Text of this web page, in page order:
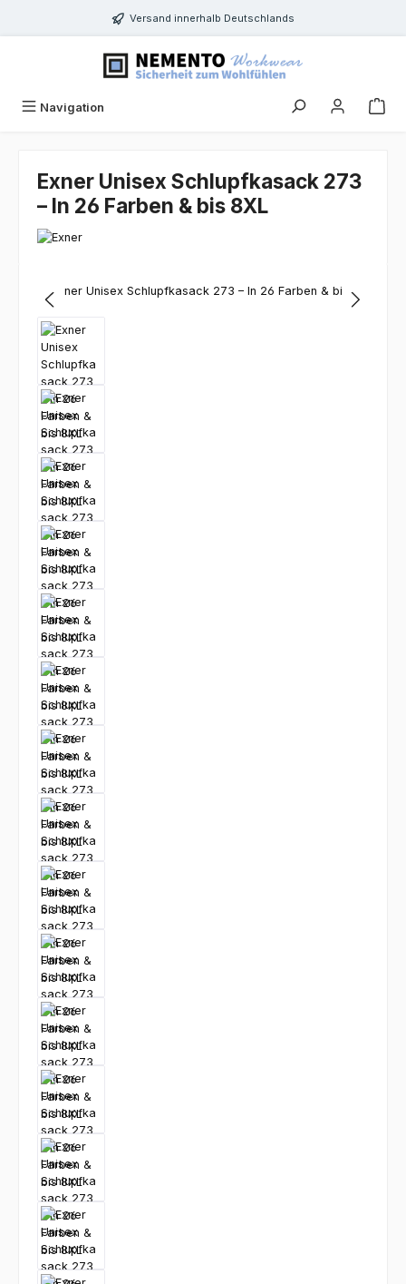
Zum Hauptinhalt springenVersand innerhalb Deutschlands
Navigation
Exner Unisex Schlupfkasack 273
– In 26 Farben & bis 8XL
Bildergalerie überspringen